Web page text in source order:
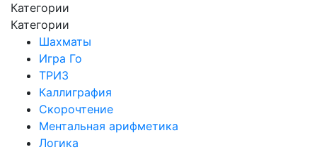
Категории
Категории
Шахматы
Игра Го
ТРИЗ
Каллиграфия
Скорочтение
Ментальная арифметика
Логика